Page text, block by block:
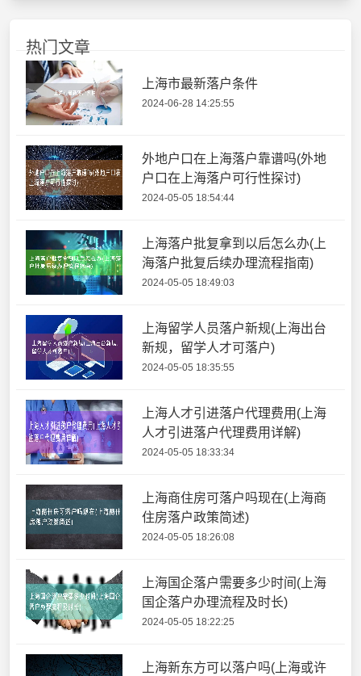
热门文章
上海市最新落户条件
2024-06-28 14:25:55
外地户口在上海落户靠谱吗(外地
户口在上海落户可行性探讨)
2024-05-05 18:54:44
上海落户批复拿到以后怎么办(上
海落户批复后续办理流程指南)
2024-05-05 18:49:03
上海留学人员落户新规(上海出台
新规，留学人才可落户)
2024-05-05 18:35:55
上海人才引进落户代理费用(上海
人才引进落户代理费用详解)
2024-05-05 18:33:34
上海商住房可落户吗现在(上海商
住房落户政策简述)
2024-05-05 18:26:08
上海国企落户需要多少时间(上海
国企落户办理流程及时长)
2024-05-05 18:22:25
上海新东方可以落户吗(上海或许